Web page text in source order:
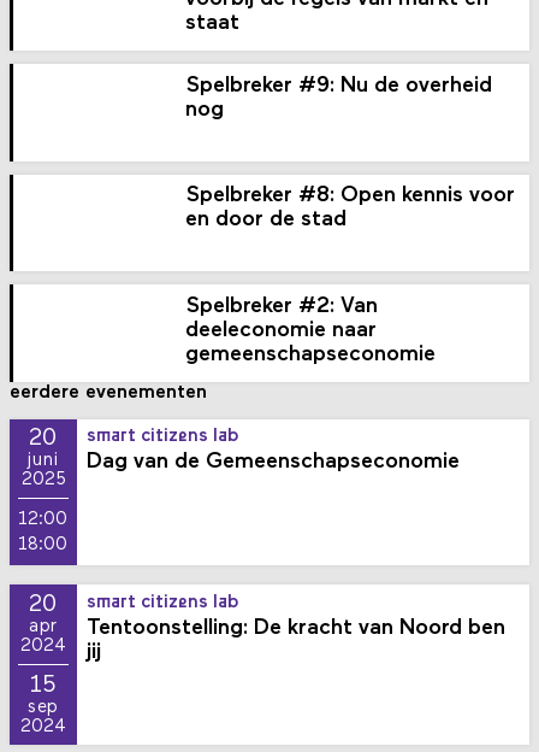
staat
Spelbreker #9: Nu de overheid
nog
Spelbreker #8: Open kennis voor
en door de stad
Spelbreker #2: Van
deeleconomie naar
gemeenschaps­economie
eerdere evenementen
20
juni
2025
12:00
18:00
smart citizens lab
Dag van de Gemeenschapseconomie
20
apr
2024
15
sep
2024
smart citizens lab
Tentoonstelling: De kracht van Noord ben
jij